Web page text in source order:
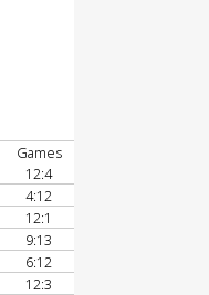
Games
12:4
4:12
12:1
9:13
6:12
12:3